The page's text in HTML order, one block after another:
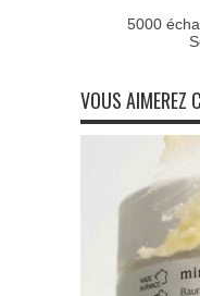
5000
VOUS AIMEREZ